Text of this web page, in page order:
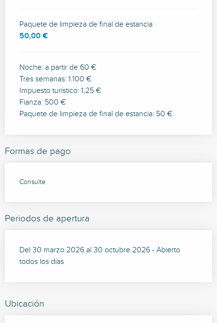
Paquete de limpieza de final de estancia
50,00 €
Noche: a partir de 60 €
Tres semanas: 1.100 €
Impuesto turístico: 1,25 €
Fianza: 500 €
Paquete de limpieza de final de estancia: 50 €.
Formas de pago
Consulte
Periodos de apertura
Del 30 marzo 2026 al 30 octubre 2026 - Abierto
todos los días
Ubicación